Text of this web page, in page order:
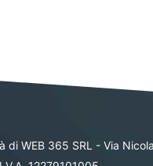
di WEB 365 SRL - Via